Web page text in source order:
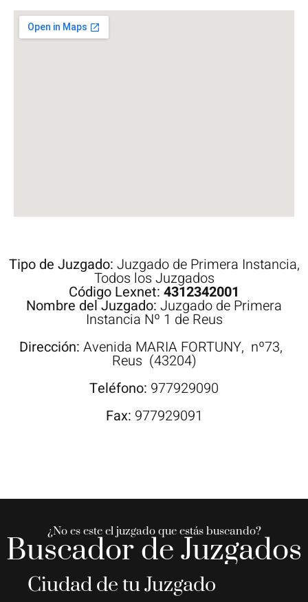
Tipo de Juzgado: Juzgado de Primera Instancia,
Todos los Juzgados
Código Lexnet: 4312342001
Nombre del Juzgado: Juzgado de Primera
Instancia Nº 1 de Reus
Dirección: Avenida MARIA FORTUNY, nº73,
Reus (43204)
Teléfono: 977929090
Fax: 977929091
¿No es este el juzgado que estás buscando?
Buscador de Juzgados
Ciudad de tu Juzgado